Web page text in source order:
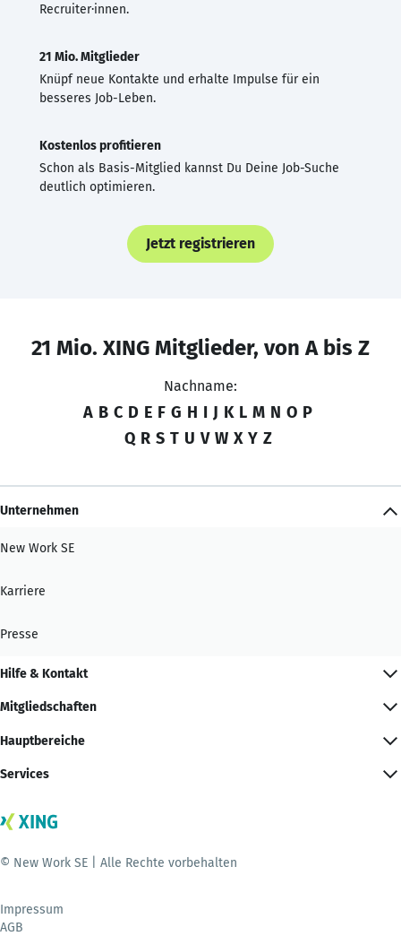
Recruiter·innen.
21 Mio. Mitglieder
Knüpf neue Kontakte und erhalte Impulse für ein
besseres Job-Leben.
Kostenlos profitieren
Schon als Basis-Mitglied kannst Du Deine Job-Suche
deutlich optimieren.
Jetzt registrieren
21 Mio. XING Mitglieder, von A bis Z
Nachname:
A B C D E F G H I J K L M N O P
Q R S T U V W X Y Z
Unternehmen
New Work SE
Karriere
Presse
Hilfe & Kontakt
Mitgliedschaften
Hauptbereiche
Services
© New Work SE | Alle Rechte vorbehalten
Impressum
AGB